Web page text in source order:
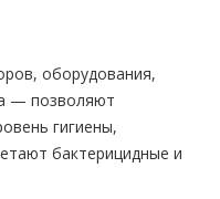
оборудования,
— позволяют
гигиены,
бактерицидные и